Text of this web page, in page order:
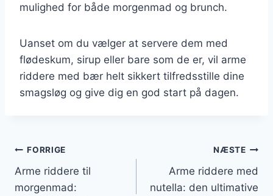
mulighed for både morgenmad og brunch.
Uanset om du vælger at servere dem med
flødeskum, sirup eller bare som de er, vil arme
riddere med bær helt sikkert tilfredsstille dine
smagsløg og give dig en god start på dagen.
Indlægsnavigation
FORRIGE
Arme riddere til
morgenmad:
NÆSTE
Arme riddere med
nutella: den ultimative